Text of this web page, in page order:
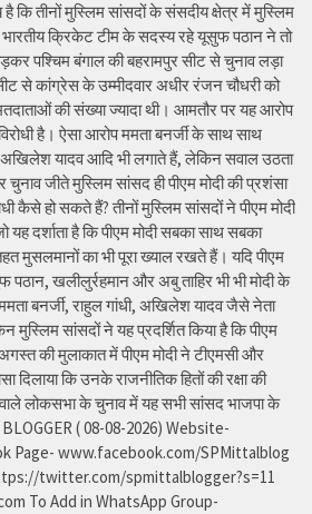
कि तीनों मुस्लिम सांसदों के संसदीय क्षेत्र में मुस्लिम
भारतीय क्रिकेट टीम के सदस्य रहे यूसुफ पठान ने तो
पश्चिम बंगाल की बहरामपुर सीट से चुनाव लड़ा
से कांग्रेस के उम्मीदवार अधीर रंजन चौधरी को
की संख्या ज्यादा थी। आमतौर पर यह आरोप
है। ऐसा आरोप ममता बनर्जी के साथ साथ
यादव आदि भी लगाते हैं, लेकिन सवाल उठता
जीते मुस्लिम सांसद ही पीएम मोदी की प्रशंसा
कैसे हो सकते हैं? तीनों मुस्लिम सांसदों ने पीएम मोदी
दर्शाता है कि पीएम मोदी सबका साथ सबका
मुसलमानों का भी पूरा ख्याल रखते हैं। यदि पीएम
पठान, खलीलुर्रहमान और अबु ताहिर भी भी मोदी के
बनर्जी, राहुल गांधी, अखिलेश यादव जैसे नेता
मुस्लिम सांसदों ने यह प्रदर्शित किया है कि पीएम
अगस्त की मुलाकात में पीएम मोदी ने टीएमसी और
दिलाया कि उनके राजनीतिक हितों की रक्षा की
वाले लोकसभा के चुनाव में यह सभी सांसद भाजपा के
BLOGGER ( 08-08-2026) Website-
Page- www.facebook.com/SPMittalblog
twitter.com/spmittalblogger?s=11
To Add in WhatsApp Group-